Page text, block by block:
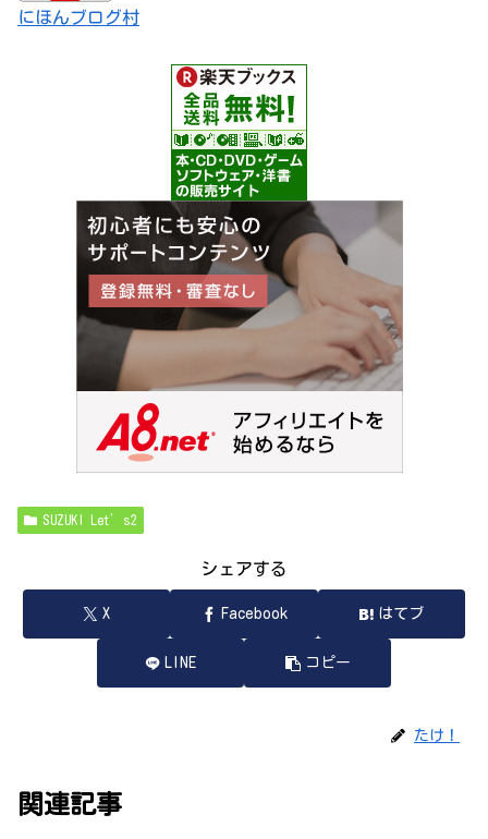
にほんブログ村
SUZUKI Let’s2
シェアする
X Facebook はてブ
LINE コピー
たけ！
関連記事